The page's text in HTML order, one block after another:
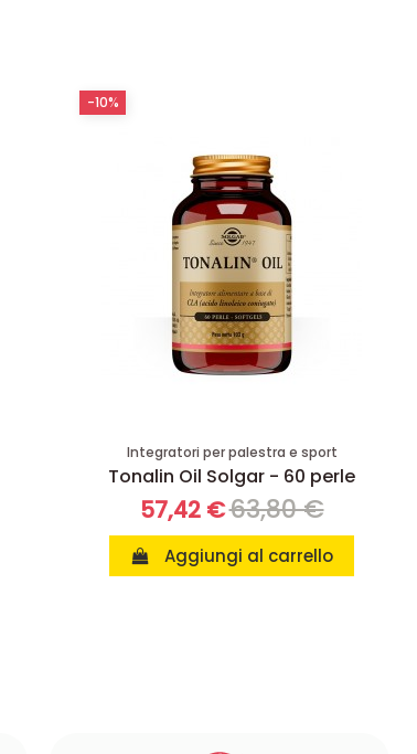
Integratori per palestra e sport
Tonalin Oil Solgar - 60 perle
57,42 €63,80 €
Aggiungi al carrello
-10%